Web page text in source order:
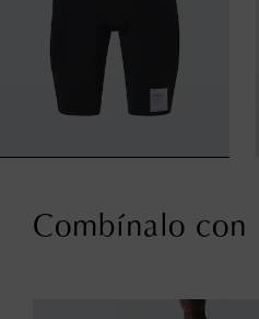
Combínalo con